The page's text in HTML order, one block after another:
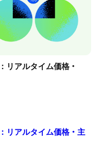
リアルタイム価格・
リアルタイム価格・主